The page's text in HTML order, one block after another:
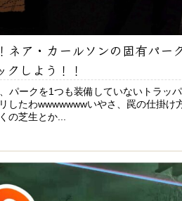
ネア・カールソンの固有パ
しよう！！
パークを1つも装備していないトラッ
したわwwwwwwwいやさ、罠の仕掛け
の芝生とか...